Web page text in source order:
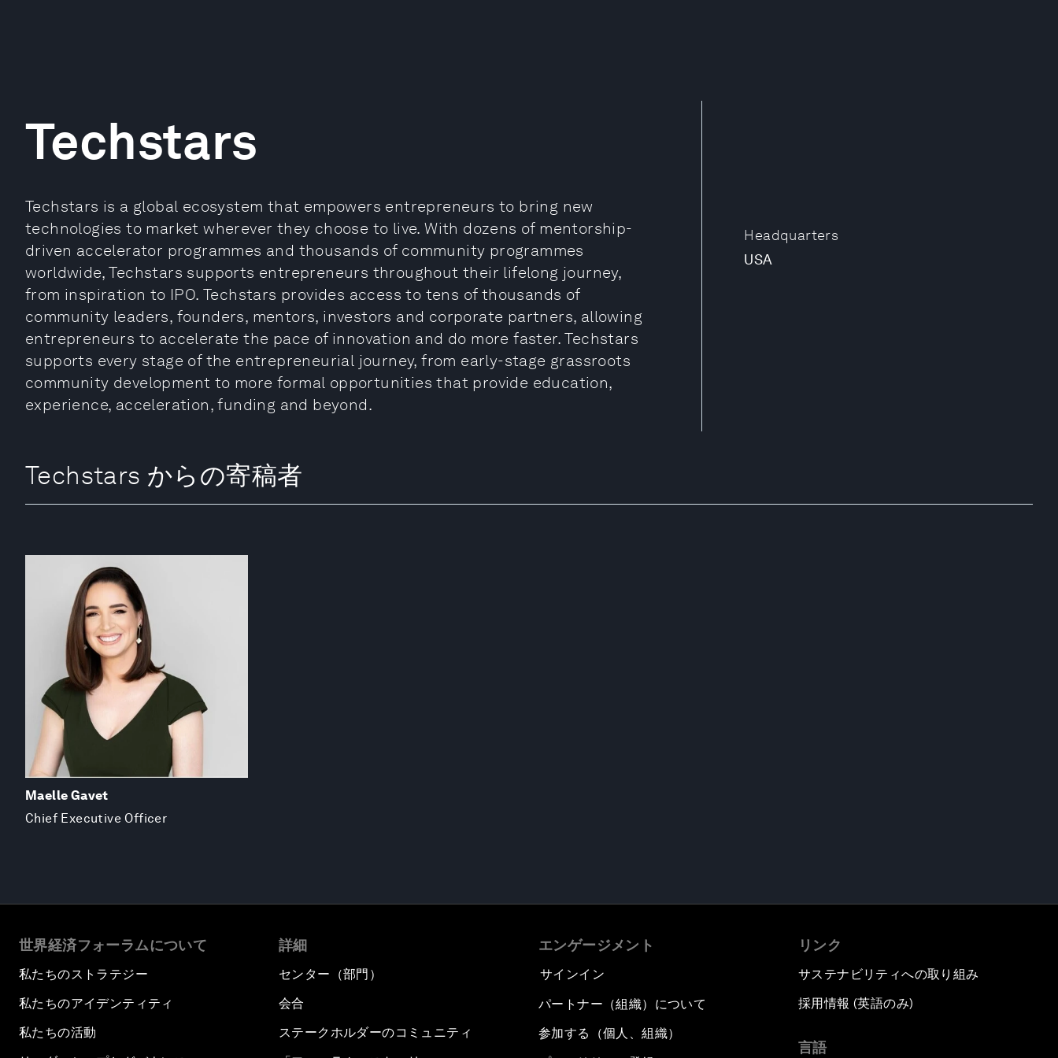
Headquarters
USA
Techstars
Techstars is a global ecosystem that empowers entrepreneurs to bring new
technologies to market wherever they choose to live. With dozens of mentorship-
driven accelerator programmes and thousands of community programmes
worldwide, Techstars supports entrepreneurs throughout their lifelong journey,
from inspiration to IPO. Techstars provides access to tens of thousands of
community leaders, founders, mentors, investors and corporate partners, allowing
entrepreneurs to accelerate the pace of innovation and do more faster. Techstars
supports every stage of the entrepreneurial journey, from early-stage grassroots
community development to more formal opportunities that provide education,
experience, acceleration, funding and beyond.
Techstars からの寄稿者
Maelle Gavet
Chief Executive Officer
世界経済フォーラムについて
私たちのストラテジー
私たちのアイデンティティ
私たちの活動
詳細
センター（部門）
会合
ステークホルダーのコミュニティ
エンゲージメント
サインイン
パートナー（組織）について
参加する（個人、組織）
リンク
サステナビリティへの取り組み
採用情報 (英語のみ)
言語